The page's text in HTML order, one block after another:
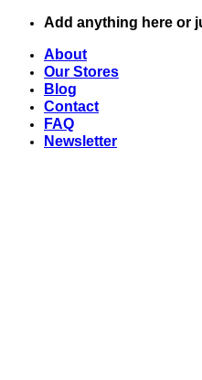
Chuyển
dung
Add anything here or
About
Our Stores
Blog
Contact
FAQ
Newsletter